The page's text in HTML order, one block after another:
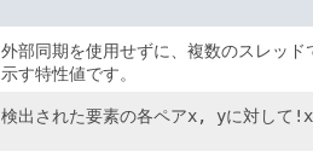
外部同期を使用せずに、複数のスレッ
示す特性値です。
検出された要素の各ペアx, yに対して